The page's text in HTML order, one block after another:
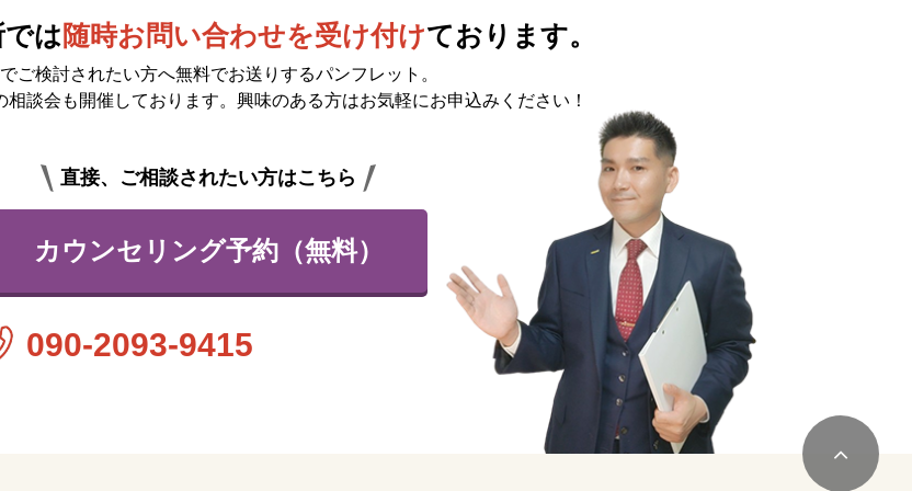
は 随時お問い合わせを受け付けております。
ご検討されたい方へ無料でお送りするパンフレット。
談会も開催しております。興味のある方はお気軽にお申込みください！
直接、ご相談されたい方はこちら
カウンセリング予約（無料）
090-2093-9415